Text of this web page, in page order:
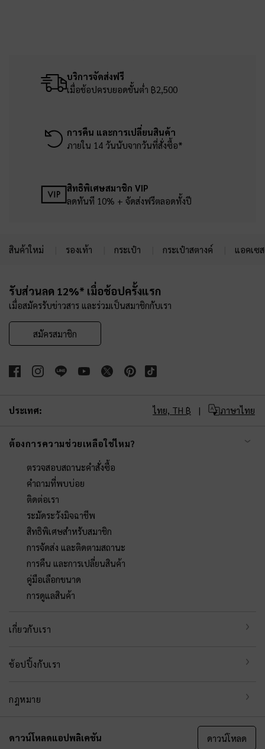
บริการจัดส่งฟรี
เมื่อช้อปครบยอดขั้นต่ำ ฿2,500
การคืน และการเปลี่ยนสินค้า
ภายใน 14 วันนับจากวันที่สั่งซื้อ*
สิทธิพิเศษสมาชิก VIP
ลดทันที 10% + จัดส่งฟรีตลอดทั้งปี
สินค้าใหม่ รองเท้า กระเป๋า กระเป๋าสตางค์ แอคเซ
รับส่วนลด 12%* เมื่อช้อปครั้งแรก
เมื่อสมัครรับข่าวสาร และร่วมเป็นสมาชิกกับเรา
สมัครสมาชิก
ประเทศ: ไทย, TH ฿ ภาษาไทย
ต้องการความช่วยเหลือใช่ไหม?
ตรวจสอบสถานะคำสั่งซื้อ
คำถามที่พบบ่อย
ติดต่อเรา
ระมัดระวังมิจฉาชีพ
สิทธิพิเศษสำหรับสมาชิก
การจัดส่ง และติดตามสถานะ
การคืน และการเปลี่ยนสินค้า
คู่มือเลือกขนาด
การดูแลสินค้า
เกี่ยวกับเรา
ช้อปปิ้งกับเรา
กฎหมาย
ดาวน์โหลดแอปพลิเคชัน ดาวน์โหลด